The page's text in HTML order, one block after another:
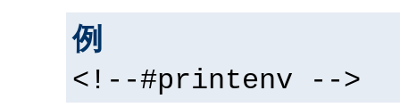
例
<!--#printenv -->